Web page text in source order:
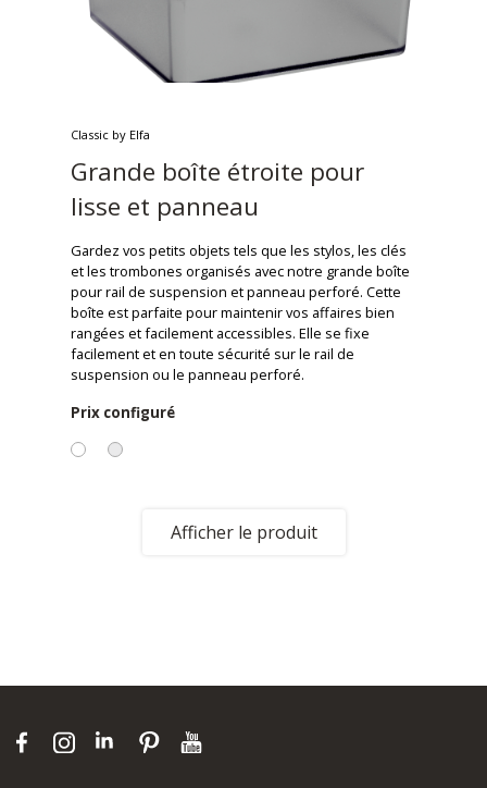
Classic by Elfa
Grande boîte étroite pour
lisse et panneau
Gardez vos petits objets tels que les stylos, les clés
et les trombones organisés avec notre grande boîte
pour rail de suspension et panneau perforé. Cette
boîte est parfaite pour maintenir vos affaires bien
rangées et facilement accessibles. Elle se fixe
facilement et en toute sécurité sur le rail de
suspension ou le panneau perforé.
Prix configuré
Afficher le produit